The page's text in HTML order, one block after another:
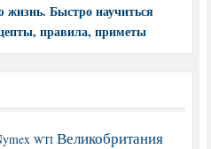
жизнь. Быстро научиться
правила, приметы
WTI Великобритания